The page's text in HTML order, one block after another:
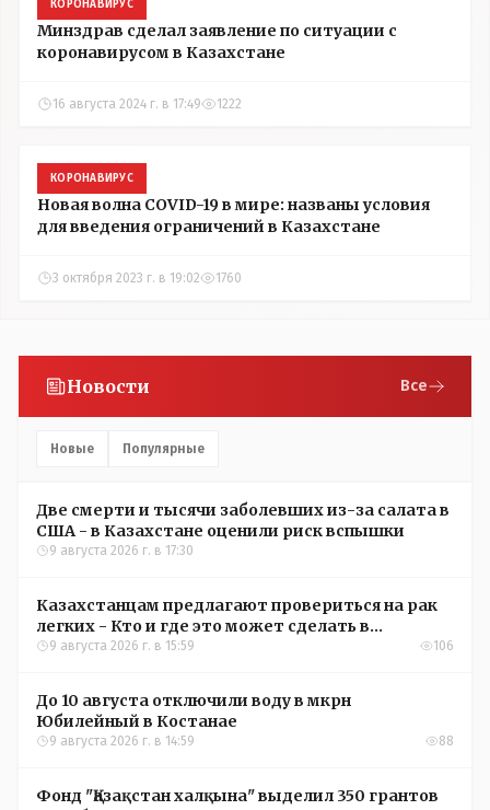
КОРОНАВИРУС
Минздрав сделал заявление по ситуации с
коронавирусом в Казахстане
16 августа 2024 г. в 17:49 1222
КОРОНАВИРУС
Новая волна COVID-19 в мире: названы условия
для введения ограничений в Казахстане
3 октября 2023 г. в 19:02 1760
Новости Все
Новые Популярные
Две смерти и тысячи заболевших из-за салата в
США - в Казахстане оценили риск вспышки
9 августа 2026 г. в 17:30
Казахстанцам предлагают провериться на рак
легких - Кто и где это может сделать в
Костанайской области
9 августа 2026 г. в 15:59 106
До 10 августа отключили воду в мкрн
Юбилейный в Костанае
9 августа 2026 г. в 14:59 88
Фонд "Қазақстан халқына" выделил 350 грантов